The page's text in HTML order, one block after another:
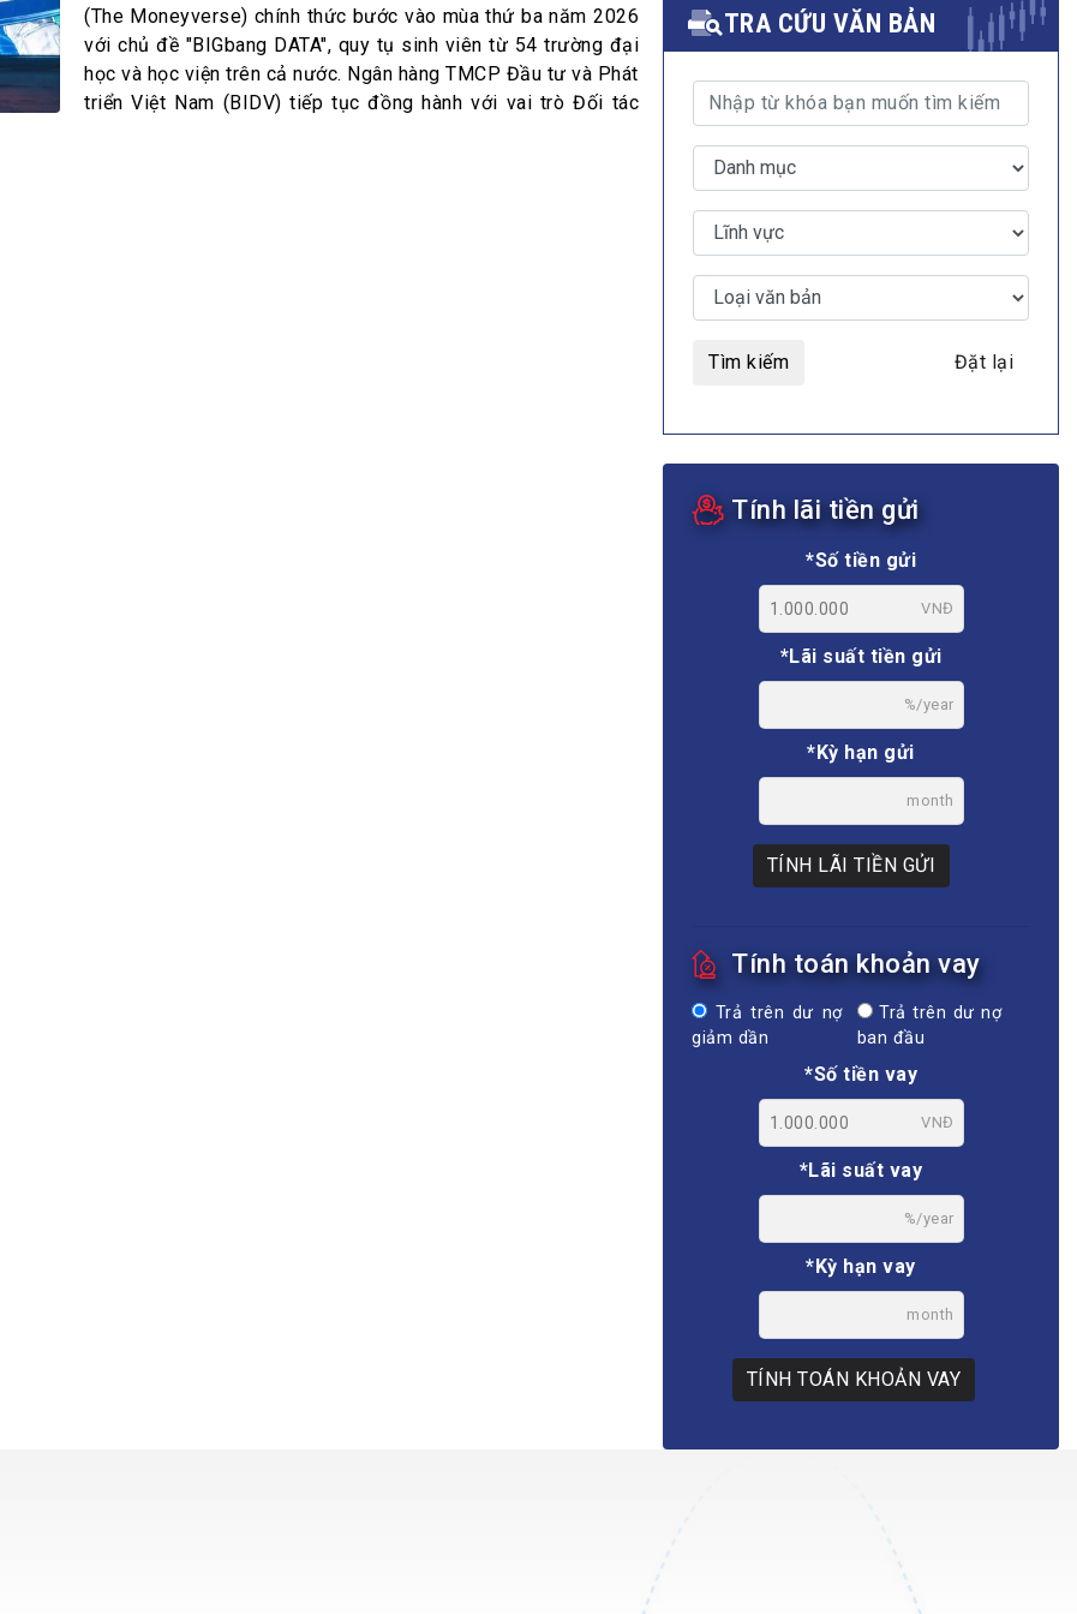
sản
–Thẻ
trị
MULTIMEDIA
Video
E-magazines
(The Moneyverse) chính thức bước vào mùa thứ ba năm 2026
với chủ đề "BIGbang DATA", quy tụ sinh viên từ 54 trường đại
học và học viện trên cả nước. Ngân hàng TMCP Đầu tư và Phát
triển Việt Nam (BIDV) tiếp tục đồng hành với vai trò Đối tác
TRA CỨU VĂN BẢN
Tìm kiếm Đặt lại
Tính lãi tiền gửi
*Số tiền gửi
VNĐ
*Lãi suất tiền gửi
%/year
*Kỳ hạn gửi
month
TÍNH LÃI TIỀN GỬI
Tính toán khoản vay
Trả trên dư nợ
giảm dần
Trả trên dư nợ
ban đầu
*Số tiền vay
VNĐ
*Lãi suất vay
%/year
*Kỳ hạn vay
month
TÍNH TOÁN KHOẢN VAY